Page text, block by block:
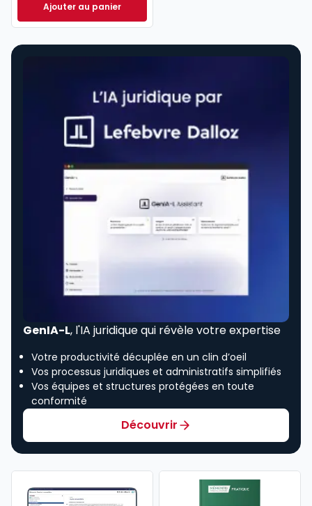
Ajouter au panierELnet Transactions immobilières à 151,38 €
GenIA-L, l'IA juridique qui révèle votre expertise
Votre productivité décuplée en un clin d’oeil
Vos processus juridiques et administratifs simplifiés
Vos équipes et structures protégées en toute
conformité
Découvrir